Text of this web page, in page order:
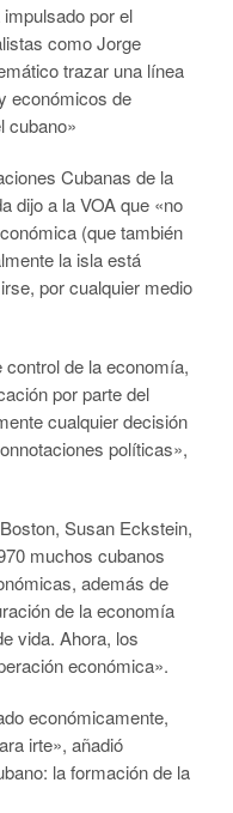
por el
como Jorge
trazar una línea
económicos de
cubano»
Cubanas de la
dijo a la VOA que «no
(que también
la isla está
por cualquier medio
de la economía,
por parte del
cualquier decisión
políticas»,
Susan Eckstein,
muchos cubanos
además de
de la economía
vida. Ahora, los
económica».
económicamente,
irte», añadió
la formación de la